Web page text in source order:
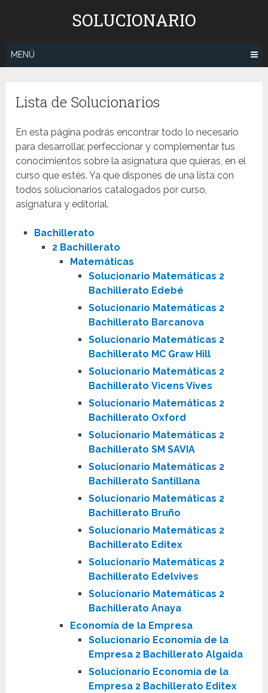
SOLUCIONARIO
MENÚ
Lista de Solucionarios
En esta página podrás encontrar todo lo necesario
para desarrollar, perfeccionar y complementar tus
conocimientos sobre la asignatura que quieras, en el
curso que estés. Ya que dispones de una lista con
todos solucionarios catalogados por curso,
asignatura y editorial.
Bachillerato
2 Bachillerato
Matemáticas
Solucionario Matemáticas 2
Bachillerato Edebé
Solucionario Matemáticas 2
Bachillerato Barcanova
Solucionario Matemáticas 2
Bachillerato MC Graw Hill
Solucionario Matemáticas 2
Bachillerato Vicens Vives
Solucionario Matemáticas 2
Bachillerato Oxford
Solucionario Matemáticas 2
Bachillerato SM SAVIA
Solucionario Matemáticas 2
Bachillerato Santillana
Solucionario Matemáticas 2
Bachillerato Bruño
Solucionario Matemáticas 2
Bachillerato Editex
Solucionario Matemáticas 2
Bachillerato Edelvives
Solucionario Matemáticas 2
Bachillerato Anaya
Economía de la Empresa
Solucionario Economía de la
Empresa 2 Bachillerato Algaida
Solucionario Economía de la
Empresa 2 Bachillerato Editex